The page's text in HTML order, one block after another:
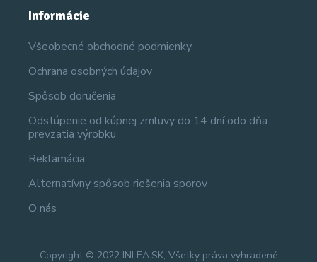
Informácie
Všeobecné obchodné podmienky
Ochrana osobných údajov
Spôsob doručenia
Odstúpenie od kúpnej zmluvy do 14 dní odo dňa
prevzatia výrobku
Reklamácia
Alternatívny spôsob riešenia sporov
O nás
Copyright © 2022 INLEA.SK, Všetky práva vyhradené